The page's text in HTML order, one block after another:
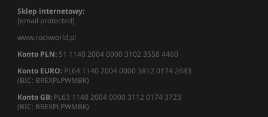
Sklep internetowy:
[email protected]
www.rockworld.pl
Konto PLN: 51 1140 2004 0000 3102 3558 4460
Konto EURO: PL64 1140 2004 0000 3812 0174 2683
(BIC: BREXPLPWMBK)
Konto GB: PL63 1140 2004 0000 3112 0174 3723
(BIC: BREXPLPWMBK)